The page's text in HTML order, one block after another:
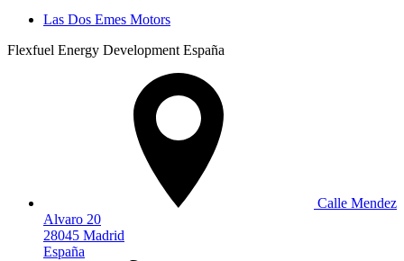
Las Dos Emes Motors
Flexfuel Energy Development España
Calle Mendez
Alvaro 20
28045 Madrid
España